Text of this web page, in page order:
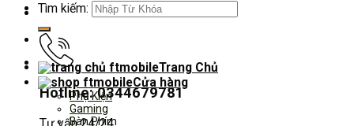
Hotline: 0344679781
Tìm kiếm:
Trang Chủ
Cửa hàng
Phụ Kiện
Gaming
Bàn Phím